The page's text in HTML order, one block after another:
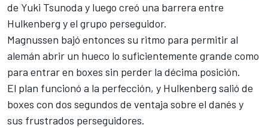
de Yuki Tsunoda y luego creó una barrera entre
Hulkenberg y el grupo perseguidor.
Magnussen bajó entonces su ritmo para permitir al
alemán abrir un hueco lo suficientemente grande como
para entrar en boxes sin perder la décima posición.
El plan funcionó a la perfección, y Hulkenberg salió de
boxes con dos segundos de ventaja sobre el danés y
sus frustrados perseguidores.